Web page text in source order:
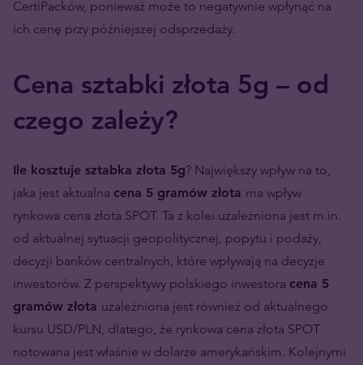
CertiPacków, ponieważ może to negatywnie wpłynąć na
ich cenę przy późniejszej odsprzedaży.
Cena sztabki złota 5g – od
czego zależy?
Ile kosztuje sztabka złota 5g? Największy wpływ na to,
jaka jest aktualna cena 5 gramów złota ma wpływ
rynkowa cena złota SPOT. Ta z kolei uzależniona jest m.in.
od aktualnej sytuacji geopolitycznej, popytu i podaży,
decyzji banków centralnych, które wpływają na decyzje
inwestorów. Z perspektywy polskiego inwestora cena 5
gramów złota uzależniona jest również od aktualnego
kursu USD/PLN, dlatego, że rynkowa cena złota SPOT
notowana jest właśnie w dolarze amerykańskim. Kolejnymi